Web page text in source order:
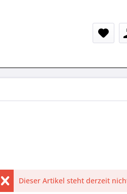
Dieser Artikel steht derzeit